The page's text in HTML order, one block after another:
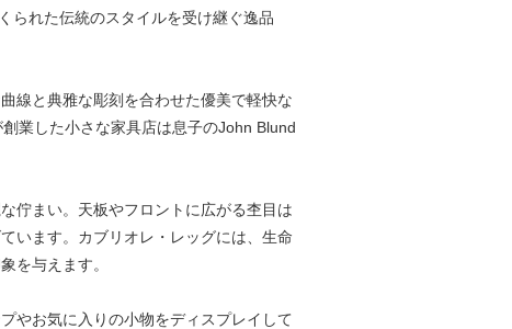
られた伝統のスタイルを受け継ぐ逸品
線と典雅な彫刻を合わせた優美で軽快な
業した小さな家具店は息子のJohn Blund
佇まい。天板やフロントに広がる杢目は
います。カブリオレ・レッグには、生命
を与えます。
やお気に入りの小物をディスプレイして